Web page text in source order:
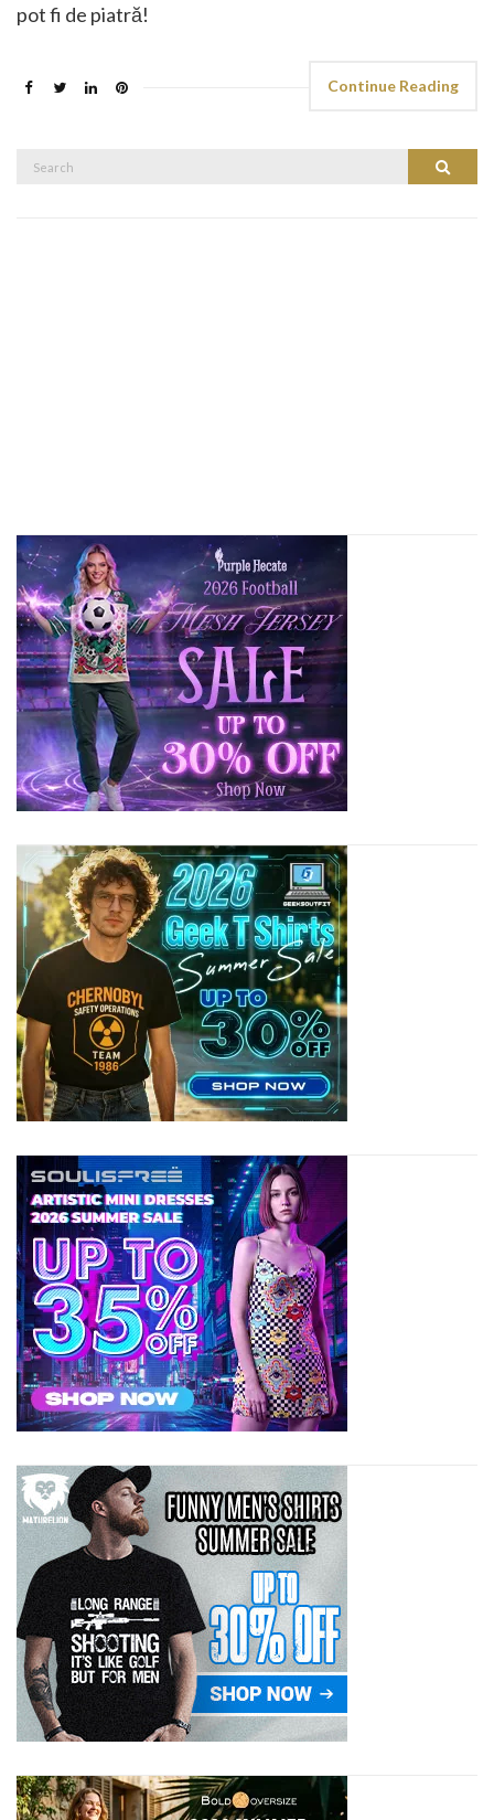
pot fi de piatră!
Continue Reading
Search